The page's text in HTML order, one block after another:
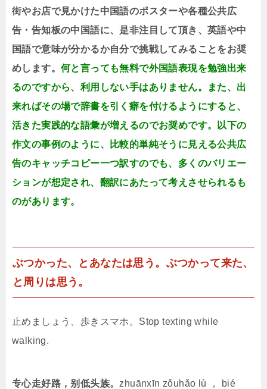
街やお店で見かけた中国語のポスターや各種公共広
告・告知板の中国語に、是非注目して頂き、英語や中
国語で意味が分かるか自分で挑戦してみることをお奨
めします。 何と言っても無料で外国語表現を勉強出来
るのですから、利用しない手はありません。また、出
来ればその場で辞書を引く癖を付けるようにすると、
活きた実践的な語彙が増えるのでお奨めです。以下の
作文の事例のように、比較的単純そうに見える公共広
告のキャッチコピー一つ訳すのでも、多くのバリエー
ションが想定され、翻訳にあたって考えさせられるも
のがあります。
ぶつかった、とあなたは思う。ぶつかって来た、
と周りは思う。
止めましょう、歩きスマホ。Stop texting while
walking.
专心走好路，别低头族。 zhuānxīn zǒuhǎo lù ， bié